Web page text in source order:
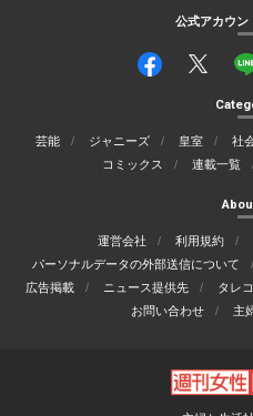
公式アカウン
芸能 ジャニーズ 皇室 社
コミックス
連載一覧
運営会社 利用規約
パーソナルデータの外部送信について
広告掲載
ニュース提供先 タレ
お問い合わせ
主